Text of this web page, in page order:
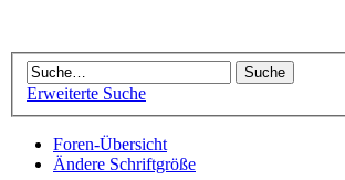
Erweiterte Suche
Foren-Übersicht
Ändere Schriftgröße